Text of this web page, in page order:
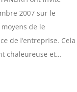
2007 sur le
de le
de l’entreprise. Cela
chaleureuse et…